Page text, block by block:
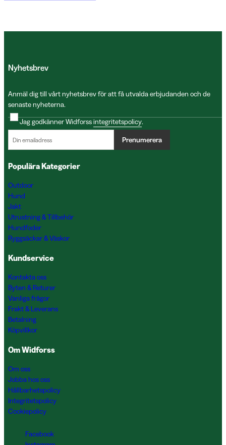
Nyhetsbrev
Anmäl dig till vårt nyhetsbrev för att få utvalda erbjudanden och de
senaste nyheterna.
Jag godkänner Widforssintegritetspolicy.
Prenumerera
Populära Kategorier
Outdoor
Hund
Jakt
Utrustning & Tillbehör
Hundfoder
Ryggsäckar & Väskor
Kundservice
Kontakta oss
Byten & Returer
Vanliga frågor
Frakt & Leverans
Betalning
Köpvillkor
Om Widforss
Om oss
Jobba hos oss
Hållbarhetspolicy
Integritetspolicy
Cookiepolicy
Facebook